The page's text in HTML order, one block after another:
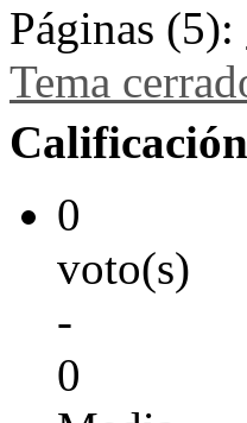
Páginas (5):
Tema
0
voto(s)
-
0